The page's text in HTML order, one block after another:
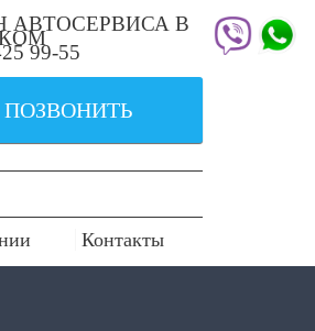
99-55
ПОЗВОНИТЬ
Контакты